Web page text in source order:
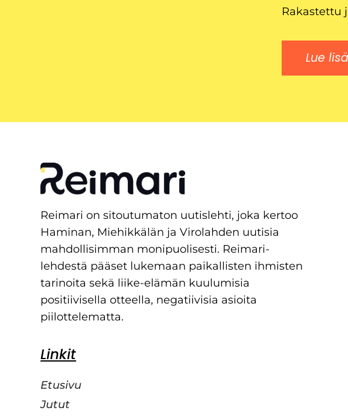
Rakastettu
Lue
Reimari on sitoutumaton uutislehti, joka kertoo
Haminan, Miehikkälän ja Virolahden uutisia
mahdollisimman monipuolisesti. Reimari-
lehdestä pääset lukemaan paikallisten ihmisten
tarinoita sekä liike-elämän kuulumisia
positiivisella otteella, negatiivisia asioita
piilottelematta.
Linkit
Etusivu
Jutut